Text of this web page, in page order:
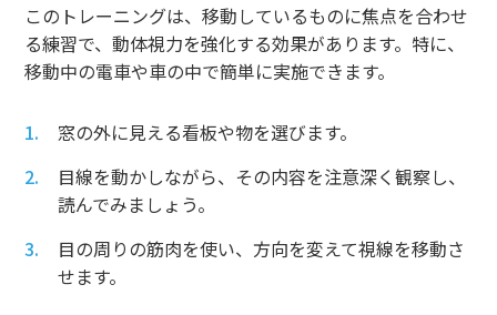
このトレーニングは、移動しているものに焦点を合わせ
る練習で、動体視力を強化する効果があります。特に、
移動中の電車や車の中で簡単に実施できます。
窓の外に見える看板や物を選びます。
目線を動かしながら、その内容を注意深く観察し、
読んでみましょう。
目の周りの筋肉を使い、方向を変えて視線を移動さ
せます。